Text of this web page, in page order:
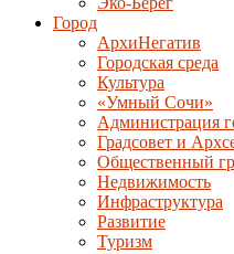
Город
АрхиНегатив
Городская среда
Культура
«Умный Сочи»
Администрация
Градсовет и
Общественный
Недвижимость
Инфраструктура
Развитие
Туризм